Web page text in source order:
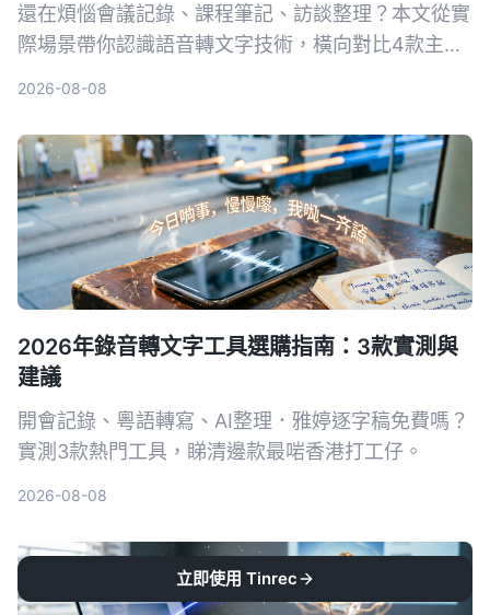
還在煩惱會議記錄、課程筆記、訪談整理？本文從實
際場景帶你認識語音轉文字技術，橫向對比4款主流
2026-08-08
2026年錄音轉文字工具選購指南：3款實測與
建議
開會記錄、粵語轉寫、AI整理．雅婷逐字稿免費嗎？
實測3款熱門工具，睇清邊款最啱香港打工仔。
2026-08-08
立即使用 Tinrec